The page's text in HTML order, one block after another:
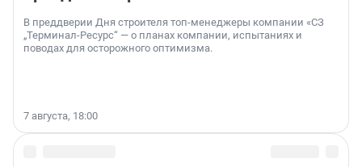
В преддверии Дня строителя топ-менеджеры компании «СЗ
„Терминал-Ресурс“ — о планах компании, испытаниях и
поводах для осторожного оптимизма.
7 августа, 18:00